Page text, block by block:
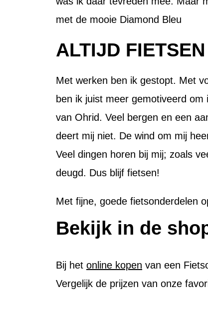
met de mooie Diamond Bleu
ALTIJD FIETSEN
Met werken ben ik gestopt. Met
ben ik juist meer gemotiveerd
van Ohrid. Veel bergen en een
deert mij niet. De wind om mij
Veel dingen horen bij mij; zoals
deugd. Dus blijf fietsen!
Met fijne, goede fietsonderdelen
Bekijk in de
Bij het online kopen van een
Vergelijk de prijzen van onze